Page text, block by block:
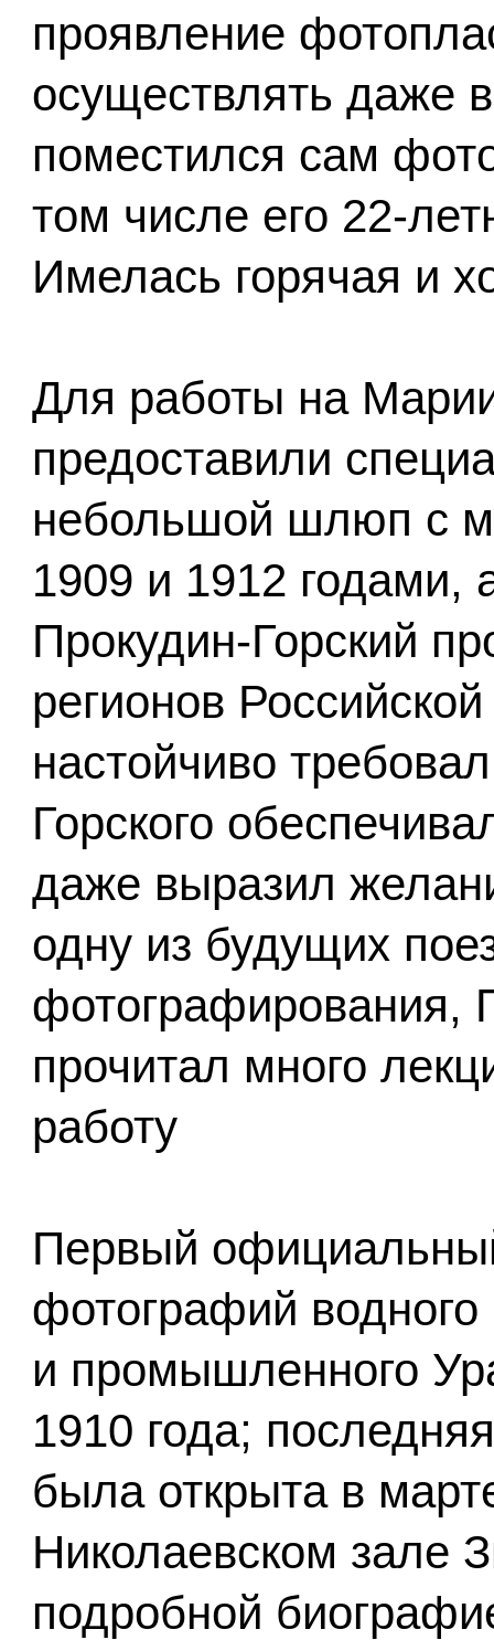
проявление
осуществлять даже
поместился сам
том числе его 22-
Имелась горячая и
Для работы на
предоставили
небольшой шлюп с
1909 и 1912 годами,
Прокудин-Горский
регионов
настойчиво
Горского
даже выразил
одну из будущих
фотографирования,
прочитал много
работу
Первый
фотографий водного
и промышленного
1910 года;
была открыта в
Николаевском зале
подробной